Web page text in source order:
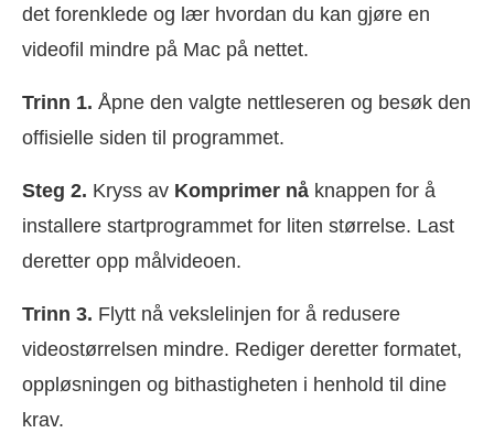
det forenklede og lær hvordan du kan gjøre en
videofil mindre på Mac på nettet.
Trinn 1. Åpne den valgte nettleseren og besøk den
offisielle siden til programmet.
Steg 2. Kryss av Komprimer nå knappen for å
installere startprogrammet for liten størrelse. Last
deretter opp målvideoen.
Trinn 3. Flytt nå vekslelinjen for å redusere
videostørrelsen mindre. Rediger deretter formatet,
oppløsningen og bithastigheten i henhold til dine
krav.